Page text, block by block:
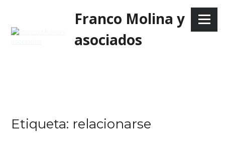
Franco Molina y
asociados
Menu
Etiqueta: relacionarse